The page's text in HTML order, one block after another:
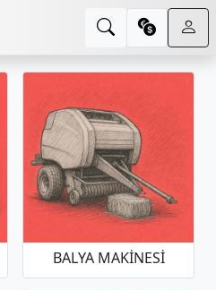
BALYA MAKINESI